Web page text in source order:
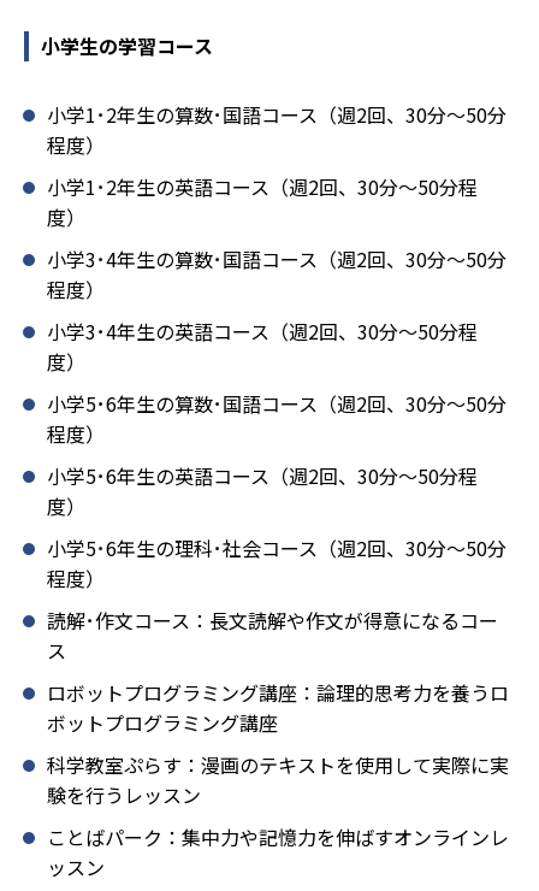
小学生の学習コース
小学1･2年生の算数･国語コース（週2回、30分～50分
程度）
小学1･2年生の英語コース（週2回、30分～50分程
度）
小学3･4年生の算数･国語コース（週2回、30分～50分
程度）
小学3･4年生の英語コース（週2回、30分～50分程
度）
小学5･6年生の算数･国語コース（週2回、30分～50分
程度）
小学5･6年生の英語コース（週2回、30分～50分程
度）
小学5･6年生の理科･社会コース（週2回、30分～50分
程度）
読解･作文コース：長文読解や作文が得意になるコー
ス
ロボットプログラミング講座：論理的思考力を養うロ
ボットプログラミング講座
科学教室ぷらす：漫画のテキストを使用して実際に実
験を行うレッスン
ことばパーク：集中力や記憶力を伸ばすオンラインレ
ッスン